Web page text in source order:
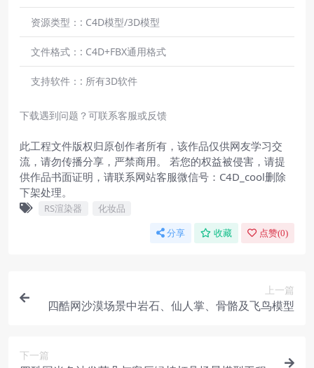
资源类型：: C4D模型/3D模型
文件格式：: C4D+FBX通用格式
支持软件：: 所有3D软件
下载遇到问题？可联系客服或反馈
此工程文件版权归原创作者所有，该作品仅供网友学习交
流，请勿传播分享，严禁商用。 若您的权益被侵害，请提
供作品书面证明，请联系网站客服微信号：C4D_cool删除
下架处理。
RS渲染器 化妆品
分享 收藏 点赞(0)
上一篇
四酷网沙漠场景中岩石、仙人掌、骨骼及飞鸟模型
下一篇